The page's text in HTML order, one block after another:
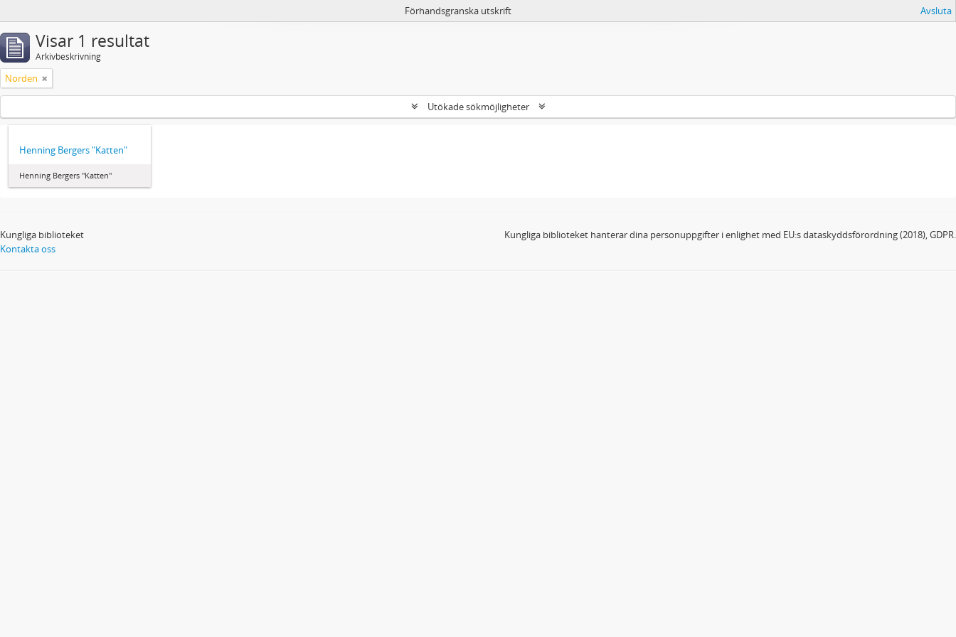
Förhandsgranska utskrift Avsluta
Visar 1 resultat
Arkivbeskrivning
Norden
Utökade sökmöjligheter
Henning Bergers "Katten"
Henning Bergers "Katten"
Kungliga biblioteket
Kontakta oss
Kungliga biblioteket hanterar dina personuppgifter i enlighet med EU:s dataskyddsförordning (2018), GDPR.